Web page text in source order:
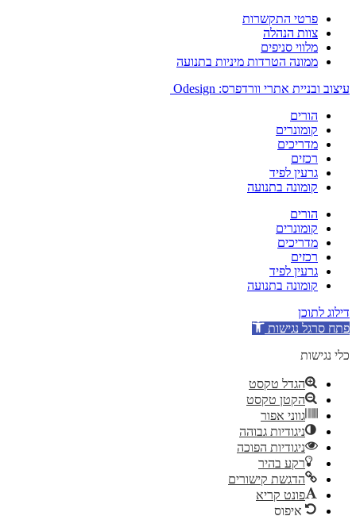
פרטי התקשרות
צוות הנהלה
מלווי סניפים
ממונה הטרדות מיניות בתנועה
עיצוב ובניית אתרי וורדפרס: Odesign
הורים
קומונרים
מדריכים
רכזים
גרעין לפיד
קומונה בתנועה
הורים
קומונרים
מדריכים
רכזים
גרעין לפיד
קומונה בתנועה
דילוג לתוכן
פתח סרגל נגישות
כלי נגישות
הגדל טקסט
הקטן טקסט
גווני אפור
ניגודיות גבוהה
ניגודיות הפוכה
רקע בהיר
הדגשת קישורים
פונט קריא
איפוס